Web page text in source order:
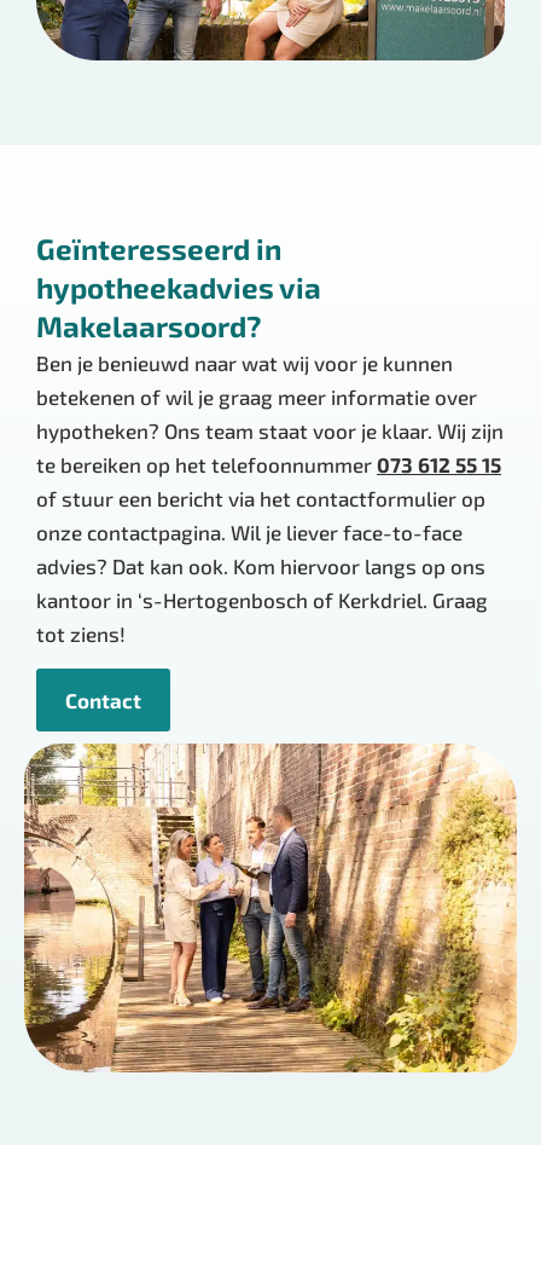
Geïnteresseerd in
hypotheekadvies via
Makelaarsoord?
Ben je benieuwd naar wat wij voor je kunnen
betekenen of wil je graag meer informatie over
hypotheken? Ons team staat voor je klaar. Wij zijn
te bereiken op het telefoonnummer 073 612 55 15
of stuur een bericht via het contactformulier op
onze contactpagina. Wil je liever face-to-face
advies? Dat kan ook. Kom hiervoor langs op ons
kantoor in ‘s-Hertogenbosch of Kerkdriel. Graag
tot ziens!
Contact